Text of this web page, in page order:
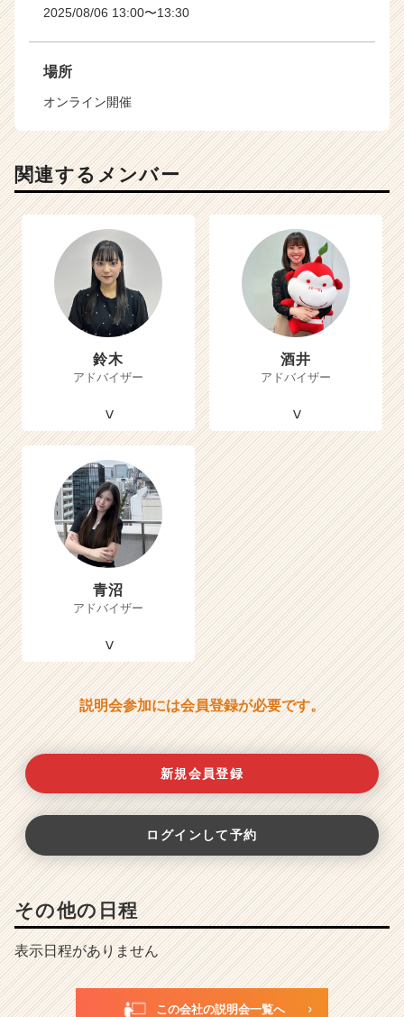
2025/08/06 13:00〜13:30
場所
オンライン開催
関連するメンバー
鈴木
アドバイザー
酒井
アドバイザー
青沼
アドバイザー
説明会参加には会員登録が必要です。
新規会員登録
ログインして予約
その他の日程
表示日程がありません
この会社の説明会一覧へ